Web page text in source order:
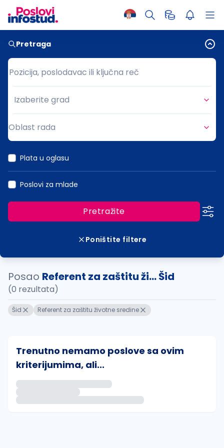
Pretraga
Pozicija, poslodavac ili ključna reč
Pozicija, poslodavac ili ključna reč
Grad
Izaberite grad
Oblast rada
Plata u oglasu
Poslovi za mlade
Pretražite
Poništite filtere
Posao Referent za zaštitu ži... Šid
(0 rezultata)
Šid Referent za zaštitu životne sredine
Trenutno nemamo poslove sa ovim
kriterijumima, ali...